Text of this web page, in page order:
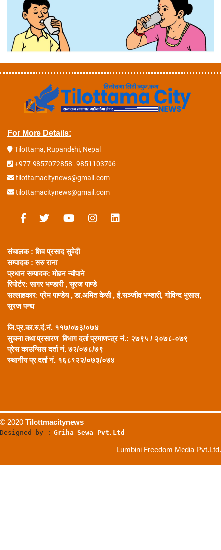
For More Details:
Tilottama, Rupandehi, Nepal
+977-9857072858 , 9851103706
tilottamacitynews@gmail.com
tilottamacitynews@gmail.com
संचालक : शिव प्रसाद सुवेदी
सम्पादक : सरु राना
प्रधान सम्पादक:मोहन न्यौपाने
रिपोर्टर: सागर भण्डारी , सुरज पाण्डे
सल्लाहकार:प्रेम पाण्डेय , डा.अमित केसी , ई.सञ्जीव भण्डारी, गोविन्द भुसाल,
सुरज पन्थ
जि.प्र.का.रु.दं.नं. ११७/०७३/०७४
सुचना तथा प्रसारण बिभाग दर्ता प्रमाणपत्र नं.: २७९५ / २०७८-०७९
प्रेस काउन्सिल दर्ता नं. ७२/०७८/७९
स्थानीय प्र.दर्ता नं. १६८९२२/०७३/०७४
© 2020 Tilottmacitynews
Designed by : Griha Sewa Pvt.Ltd
Lumbini Freedom Media Pvt.Ltd.